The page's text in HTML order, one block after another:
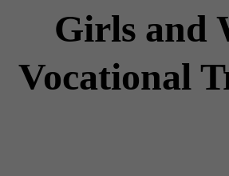
Girls and
Vocational